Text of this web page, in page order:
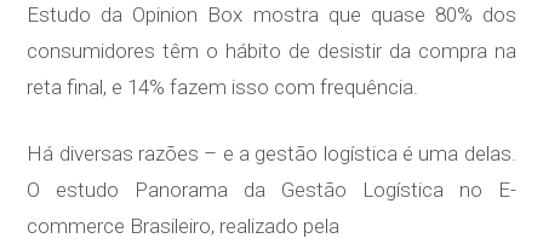
Estudo da Opinion Box mostra que quase 80% dos
consumidores têm o hábito de desistir da compra na
reta final, e 14% fazem isso com frequência.
Há diversas razões – e a gestão logística é uma delas.
O estudo Panorama da Gestão Logística no E-
commerce Brasileiro, realizado pela